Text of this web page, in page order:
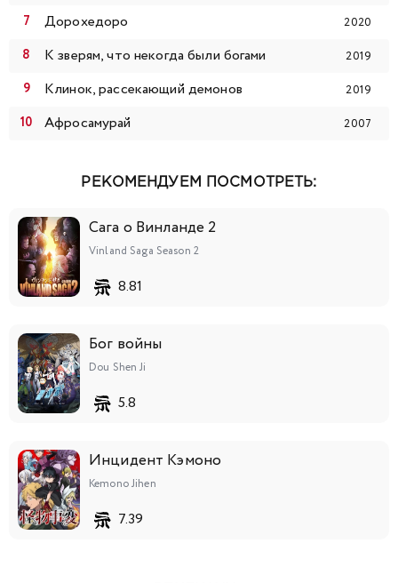
Дорохедоро 2020
К зверям, что некогда были богами 2019
Клинок, рассекающий демонов 2019
Афросамурай 2007
РЕКОМЕНДУЕМ ПОСМОТРЕТЬ:
Сага о Винланде 2
Vinland Saga Season 2
8.81
Бог войны
Dou Shen Ji
5.8
Инцидент Кэмоно
Kemono Jihen
7.39